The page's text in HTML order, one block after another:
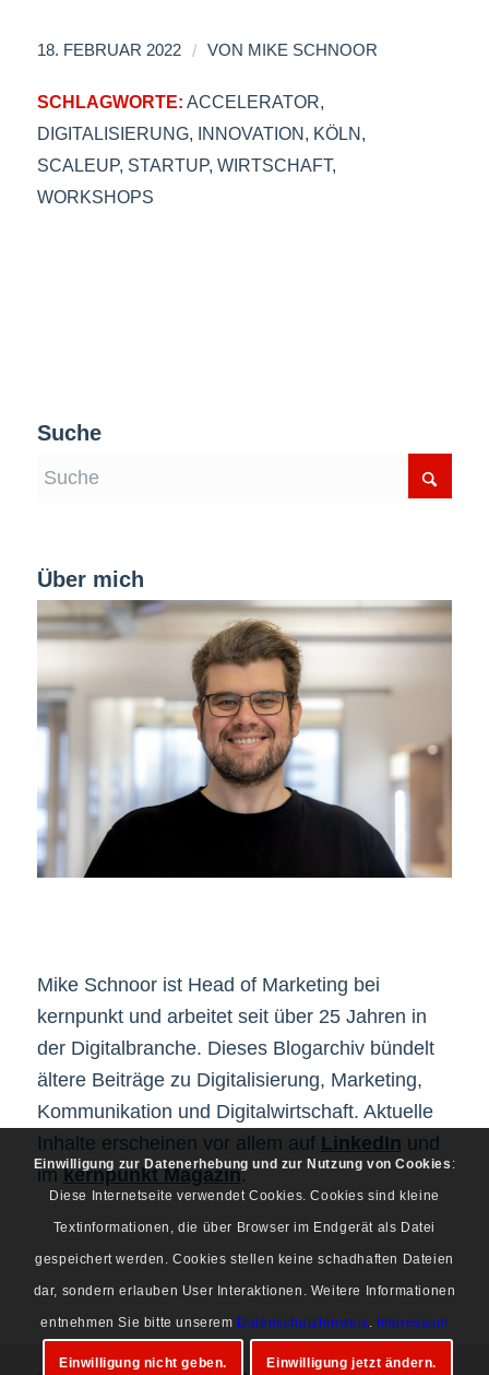
18. FEBRUAR 2022 / VON MIKE SCHNOOR
SCHLAGWORTE: ACCELERATOR,
DIGITALISIERUNG, INNOVATION, KÖLN,
SCALEUP, STARTUP, WIRTSCHAFT,
WORKSHOPS
Suche
Über mich
Mike Schnoor ist Head of Marketing bei
kernpunkt und arbeitet seit über 25 Jahren in
der Digitalbranche. Dieses Blogarchiv bündelt
ältere Beiträge zu Digitalisierung, Marketing,
Kommunikation und Digitalwirtschaft. Aktuelle
Inhalte erscheinen vor allem auf LinkedIn und
imkernpunkt Magazin.
Einwilligung zur Datenerhebung und zur Nutzung von Cookies :
Diese Internetseite verwendet Cookies. Cookies sind kleine
Textinformationen, die über Browser im Endgerät als Datei
gespeichert werden. Cookies stellen keine schadhaften Dateien
dar, sondern erlauben User Interaktionen. Weitere Informationen
entnehmen Sie bitte unserem Datenschutzhinweis. Impressum
Einwilligung nicht geben. Einwilligung jetzt ändern.